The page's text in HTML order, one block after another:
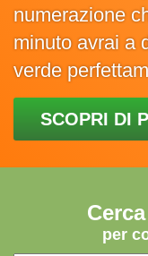
numerazione
minuto avrai a
verde
SCOPRI DI
per